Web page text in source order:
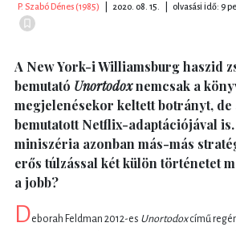
P. Szabó Dénes (1985) 2020. 08. 15. olvasási idő: 9
A New York-i Williamsburg haszid
bemutató Unortodoxnemcsak a
megjelenésekor keltett botrányt, de
bemutatott Netflix-adaptációjával is.
miniszéria azonban más-más
erős túlzással két külön történetet
a jobb?
Deborah Feldman 2012-es Unortodoxcímű